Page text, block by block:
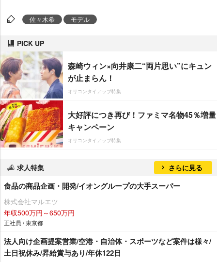
佐々木希 モデル
PICK UP
森崎ウィン×向井康二“両片思い”にキュン
が止まらん！
オリコンタイアップ特集
大好評につき再び！ファミマ名物45％増量
キャンペーン
オリコンタイアップ特集
求人特集 さらに見る
食品の商品企画・開発/イオングループの大手スーパー
株式会社マルエツ
年収500万円～650万円
正社員 / 東京都
法人向け企画提案営業/空港・自治体・スポーツなど案件は様々/
土日祝休み/昇給賞与あり/年休122日